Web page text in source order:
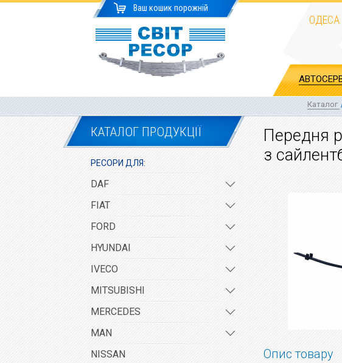
Ваш кошик порожній
ОДЕСА
КАТАЛОГ ПРОДУКЦІЇ
РЕСОРИ ДЛЯ:
DAF
FIAT
FORD
HYUNDAI
IVECO
MITSUBISHI
MERCEDES
MAN
NISSAN
Каталог
Передня
з
Опис товару